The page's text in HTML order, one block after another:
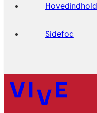
Hovedindhold
Sidefod